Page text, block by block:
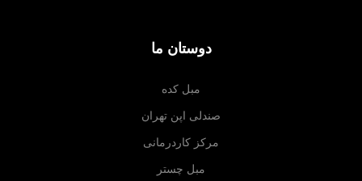
دوستان ما
مبل کده
صندلی اپن تهران
مرکز کاردرمانی
مبل چستر